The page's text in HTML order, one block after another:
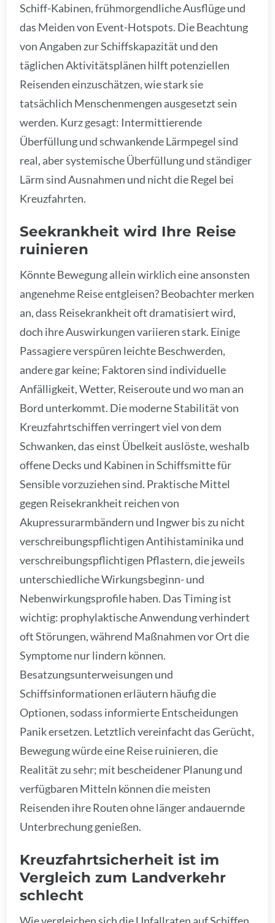
Schiff-Kabinen, frühmorgendliche Ausflüge und
das Meiden von Event-Hotspots. Die Beachtung
von Angaben zur Schiffskapazität und den
täglichen Aktivitätsplänen hilft potenziellen
Reisenden einzuschätzen, wie stark sie
tatsächlich Menschenmengen ausgesetzt sein
werden. Kurz gesagt: Intermittierende
Überfüllung und schwankende Lärmpegel sind
real, aber systemische Überfüllung und ständiger
Lärm sind Ausnahmen und nicht die Regel bei
Kreuzfahrten.
Seekrankheit wird Ihre Reise
ruinieren
Könnte Bewegung allein wirklich eine ansonsten
angenehme Reise entgleisen? Beobachter merken
an, dass Reisekrankheit oft dramatisiert wird,
doch ihre Auswirkungen variieren stark. Einige
Passagiere verspüren leichte Beschwerden,
andere gar keine; Faktoren sind individuelle
Anfälligkeit, Wetter, Reiseroute und wo man an
Bord unterkommt. Die moderne Stabilität von
Kreuzfahrtschiffen verringert viel von dem
Schwanken, das einst Übelkeit auslöste, weshalb
offene Decks und Kabinen in Schiffsmitte für
Sensible vorzuziehen sind. Praktische Mittel
gegen Reisekrankheit reichen von
Akupressurarmbändern und Ingwer bis zu nicht
verschreibungspflichtigen Antihistaminika und
verschreibungspflichtigen Pflastern, die jeweils
unterschiedliche Wirkungsbeginn- und
Nebenwirkungsprofile haben. Das Timing ist
wichtig: prophylaktische Anwendung verhindert
oft Störungen, während Maßnahmen vor Ort die
Symptome nur lindern können.
Besatzungsunterweisungen und
Schiffsinformationen erläutern häufig die
Optionen, sodass informierte Entscheidungen
Panik ersetzen. Letztlich vereinfacht das Gerücht,
Bewegung würde eine Reise ruinieren, die
Realität zu sehr; mit bescheidener Planung und
verfügbaren Mitteln können die meisten
Reisenden ihre Routen ohne länger andauernde
Unterbrechung genießen.
Kreuzfahrtsicherheit ist im
Vergleich zum Landverkehr
schlecht